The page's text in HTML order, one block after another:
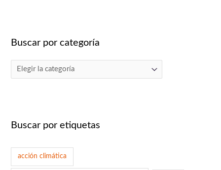
a
r
Buscar por categoría
Buscar por etiquetas
acción climática